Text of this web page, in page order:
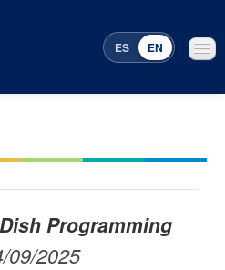
ES EN
Programming
09/2025